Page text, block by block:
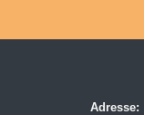
Adresse: